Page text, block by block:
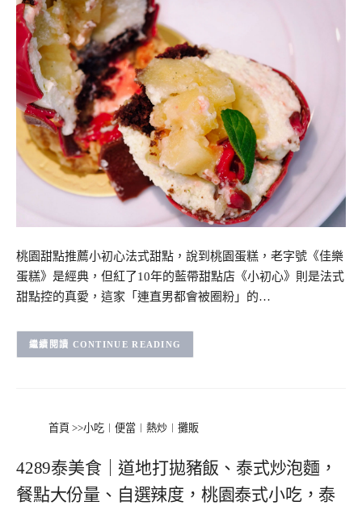
桃園甜點推薦小初心法式甜點，說到桃園蛋糕，老字號《佳樂
蛋糕》是經典，但紅了10年的藍帶甜點店《小初心》則是法式
甜點控的真愛，這家「連直男都會被圈粉」的…
CONTINUE READING
首頁 >>小吃︱便當︱熱炒︱攤販
4289泰美食｜道地打拋豬飯、泰式炒泡麵，
餐點大份量、自選辣度，桃園泰式小吃，泰